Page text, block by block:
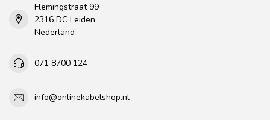
Flemingstraat 99
2316 DC Leiden
Nederland
071 8700 124
info@onlinekabelshop.nl